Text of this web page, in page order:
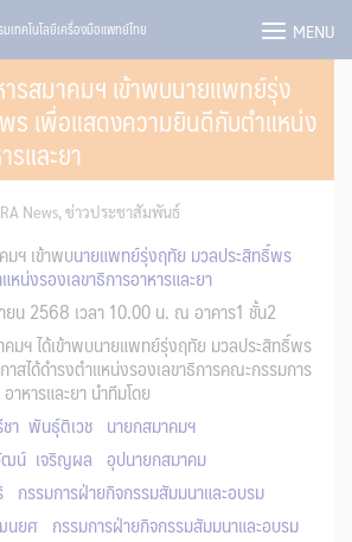
เทคโนโลยีเครื่องมือแพทย์ไทย MENU
รสมาคมฯ เข้าพบนายแพทย์รุ่ง
ร เพื่อแสดงความยินดีกับตำแหน่ง
รและยา
RA News, ข่าวประชาสัมพันธ์
มฯ เข้าพบนายแพทย์รุ่งฤทัย มวลประสิทธิ์พร
น่งรองเลขาธิการอาหารและยา
น 2568 เวลา 10.00 น. ณ อาคาร1 ชั้น2
มฯ ได้เข้าพบนายแพทย์รุ่งฤทัย มวลประสิทธิ์พร
สได้ดำรงตำแหน่งรองเลขาธิการคณะกรรมการ
อาหารและยา นำทีมโดย
า พันธุ์ติเวช นายกสมาคมฯ
น์ เจริญผล อุปนายกสมาคม
รมการฝ่ายกิจกรรมสัมมนาและอบรม
ยศ กรรมการฝ่ายกิจกรรมสัมมนาและอบรม